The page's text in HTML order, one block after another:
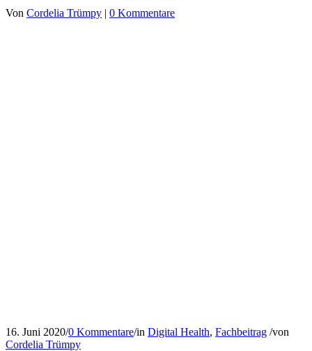
Von Cordelia Trümpy | 0 Kommentare
16. Juni 2020/0 Kommentare/in Digital Health, Fachbeitrag /von
Cordelia Trümpy